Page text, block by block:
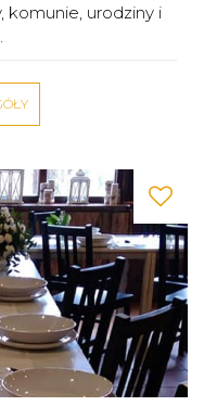
komunie, urodziny i